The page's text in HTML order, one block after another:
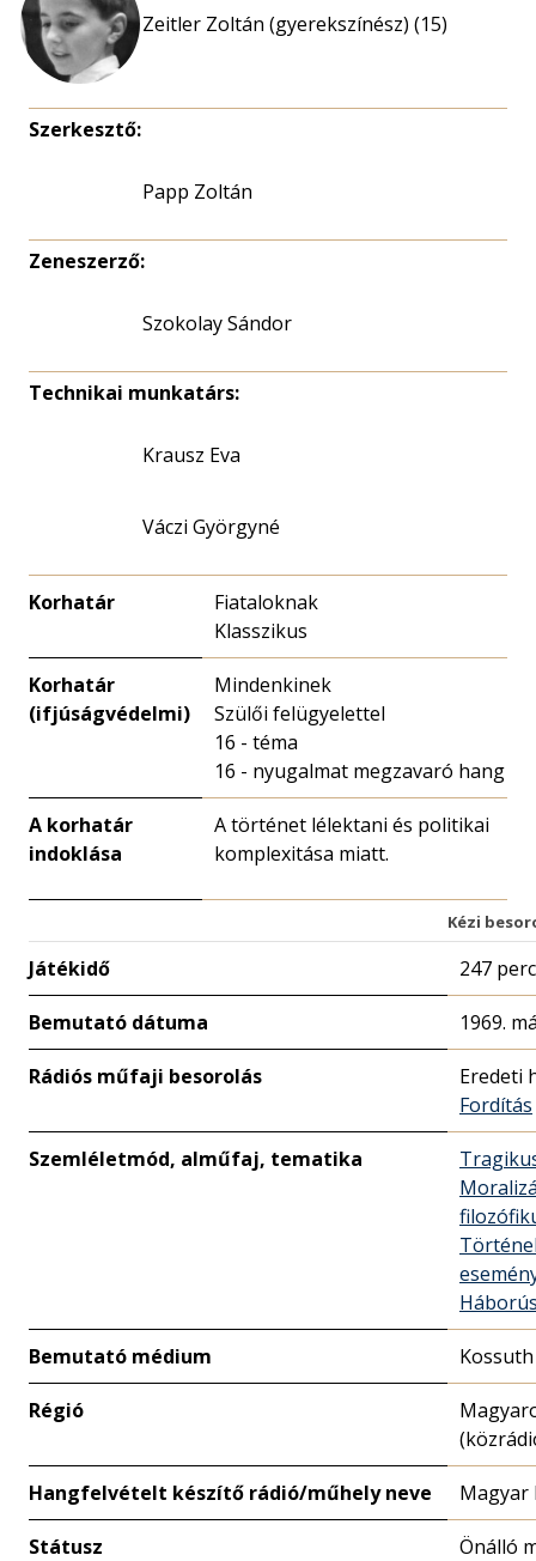
Zeitler Zoltán (gyerekszínész) (15)
Szerkesztő:
Papp Zoltán
Zeneszerző:
Szokolay Sándor
Technikai munkatárs:
Krausz Eva
Váczi Györgyné
Korhatár
Fiataloknak
Klasszikus
Korhatár
(ifjúságvédelmi)
Mindenkinek
Szülői felügyelettel
16 - téma
16 - nyugalmat megzavaró hang
A korhatár
indoklása
A történet lélektani és politikai
komplexitása miatt.
Kézi
Játékidő 247 perc
Bemutató dátuma 1969.
Rádiós műfaji besorolás
Eredeti
Fordítás
Szemléletmód, alműfaj, tematika
Bemutató médium Kossuth
Régió
Hangfelvételt készítő rádió/műhely neve Magyar
Státusz Önálló